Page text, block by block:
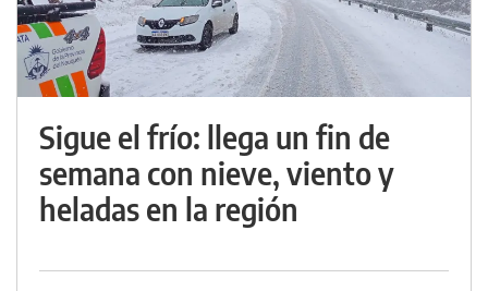
Sigue el frío: llega un fin de
semana con nieve, viento y
heladas en la región